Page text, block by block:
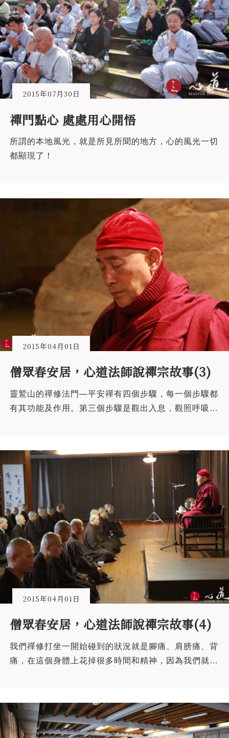
2015年07月30日
禪門點心 處處用心開悟
所謂的本地風光，就是所見所聞的地方，心的風光一切
都顯現了！
2015年04月01日
僧眾春安居，心道法師說禪宗故事(3)
靈鷲山的禪修法門—平安禪有四個步驟，每一個步驟都
有其功能及作用。第三個步驟是觀出入息，觀照呼吸的
2015年04月01日
僧眾春安居，心道法師說禪宗故事(4)
我們禪修打坐一開始碰到的狀況就是腳痛、肩膀痛、背
痛，在這個身體上花掉很多時間和精神，因為我們就是
處跑，所以我們修行就是要能夠突破這個蝸牛殼的負
擔。